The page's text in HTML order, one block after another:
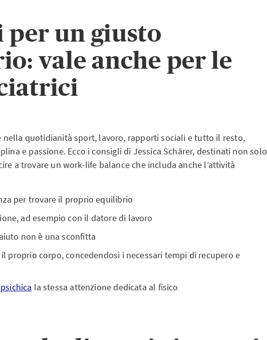
per un giusto
vale anche per le
nella quotidianità sport, lavoro, rapporti sociali e tutto il resto,
e passione. Ecco i consigli di Jessica Schärer, destinati non solo
a trovare un work-life balance che includa anche l’attività
per trovare il proprio equilibrio
ad esempio con il datore di lavoro
non è una sconfitta
proprio corpo, concedendosi i necessari tempi di recupero e
la stessa attenzione dedicata al fisico